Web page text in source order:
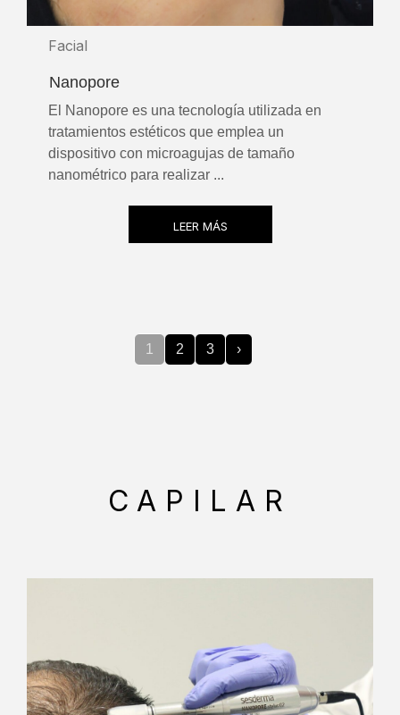
Facial
Nanopore
El Nanopore es una tecnología utilizada en
tratamientos estéticos que emplea un
dispositivo con microagujas de tamaño
nanométrico para realizar ...
LEER MÁS
1 2 3 ›
CAPILAR